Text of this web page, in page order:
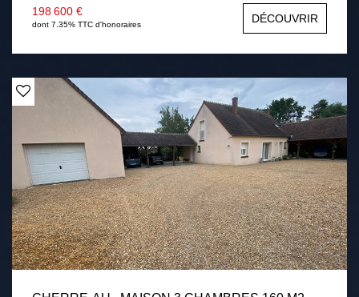
de 768m² avec terrasse . Chauffage gaz de ville,
menuiseries bois double vitrage, assainissement collectif.
198 600 €
dont 7.35% TTC d'honoraires DÉCOUVRIR